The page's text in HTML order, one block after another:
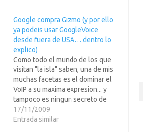
Google compra Gizmo (y por ello
ya podeis usar GoogleVoice
desde fuera de USA… dentro lo
explico)
Como todo el mundo de los que
visitan "la isla" saben, una de mis
muchas facetas es el dominar el
VoIP a su maxima expresion... y
tampoco es ningun secreto de
que soy fan de Google Voice
desde que vi lo maravilloso que
17/11/2009
Entrada similar